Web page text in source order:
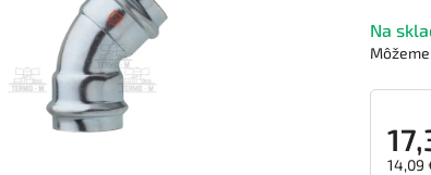
Na
14,09
5